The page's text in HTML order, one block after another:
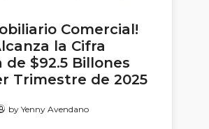
Comercial!
la Cifra
de $92.5 Billones
Trimestre de 2025
byYenny Avendano